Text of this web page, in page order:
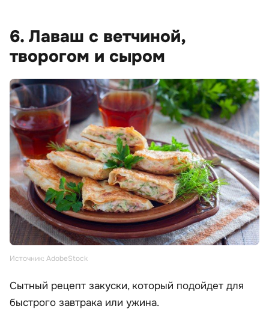
6. Лаваш с ветчиной,
творогом и сыром
Источник: AdobeStock
Сытный рецепт закуски, который подойдет для
быстрого завтрака или ужина.